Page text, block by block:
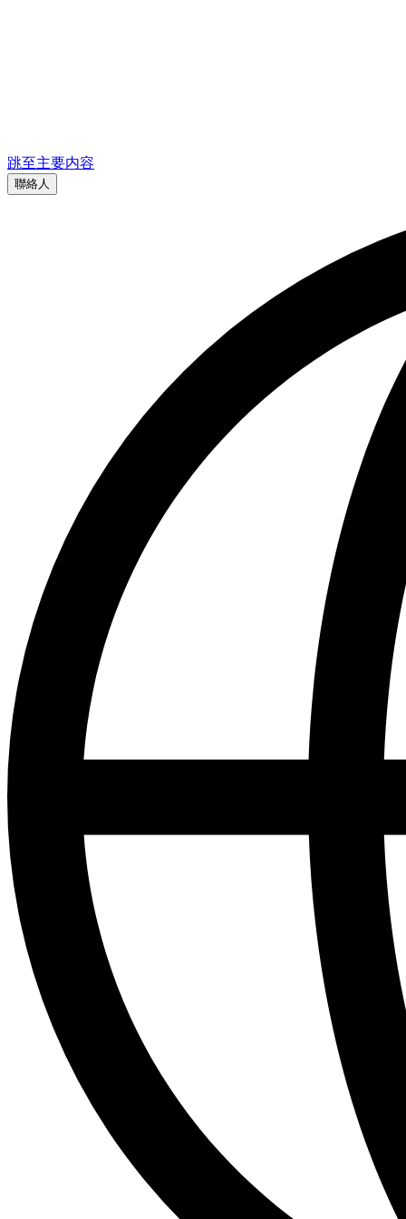
跳至主要内容
聯絡人